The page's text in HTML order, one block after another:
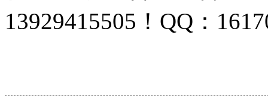
13929415505！QQ：